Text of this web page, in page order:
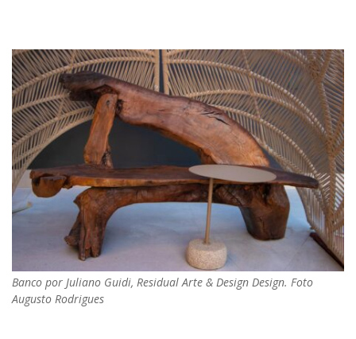
Banco por Juliano Guidi, Residual Arte & Design Design. Foto
Augusto Rodrigues